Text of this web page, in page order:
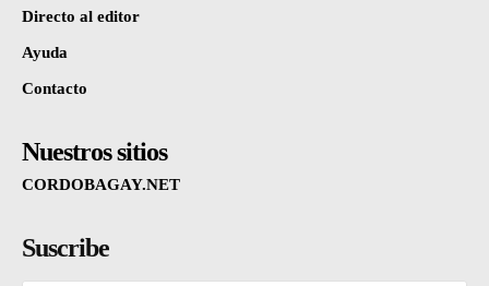
Directo al editor
Ayuda
Contacto
Nuestros sitios
CORDOBAGAY.NET
Suscribe